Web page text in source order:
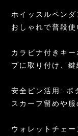
ホイッスルペン
おしゃれで普段使
カラビナ付きキ
プに取り付け、鍵
安全ピン活用: ボ
スカーフ留めや服
ウォレットチェ